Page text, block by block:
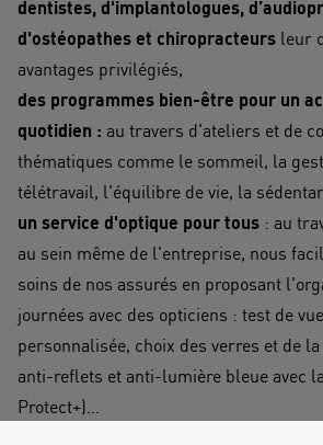
dentistes, d'implantologues,
d'ostéopathes et chiropracteurs leur
avantages privilégiés,
des programmes bien-être pour un
quotidien : au travers d'ateliers et de
thématiques comme le sommeil, la
télétravail, l'équilibre de vie, la
un service d'optique pour tous : au
au sein même de l'entreprise, nous
soins de nos assurés en proposant
journées avec des opticiens : test de
personnalisée, choix des verres et de
anti-reflets et anti-lumière bleue avec
Protect+)…